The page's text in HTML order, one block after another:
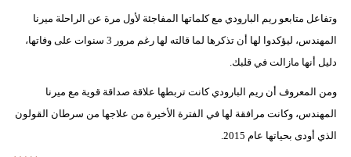
وتفاعل متابعو ريم البارودي مع كلماتها المفاجئة لأول مرة عن الراحلة ميرنا
المهندس، ليؤكدوا لها أن تذكرها لما قالته لها رغم مرور 3 سنوات على وفاتها،
دليل أنها مازالت في قلبك.
ومن المعروف أن ريم البارودي كانت تربطها علاقة صداقة قوية مع ميرنا
المهندس، وكانت مرافقة لها في الفترة الأخيرة من علاجها من سرطان القولون
الذي أودى بحياتها عام 2015.